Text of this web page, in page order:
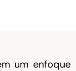
um enfoque